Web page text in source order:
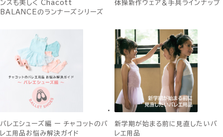
ンスも美しく Chacott
BALANCEのランナーズシリーズ
体操新作ウェア＆手具ラインナップ
バレエシューズ編 ー チャコットのバ
レエ用品お悩み解決ガイド
新学期が始まる前に見直したいバ
レエ用品